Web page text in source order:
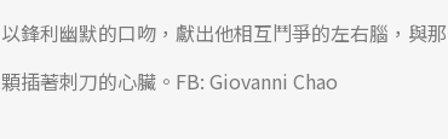
以鋒利幽默的口吻，獻出他相互鬥爭的左右腦，與那
顆插著刺刀的心臟。FB: Giovanni Chao